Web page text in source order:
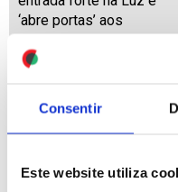
Consentir
Este website utiliza
‘abre portas’ aos